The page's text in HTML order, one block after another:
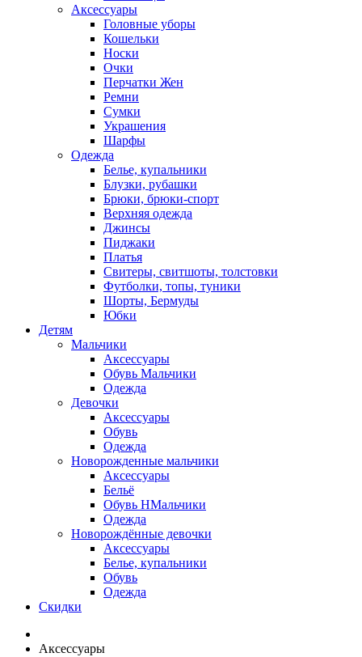
Аксессуары
Головные уборы
Кошельки
Носки
Очки
Перчатки Жен
Ремни
Сумки
Украшения
Шарфы
Одежда
Белье, купальники
Блузки, рубашки
Брюки, брюки-спорт
Верхняя одежда
Джинсы
Пиджаки
Платья
Свитеры, свитшоты, толстовки
Футболки, топы, туники
Шорты, Бермуды
Юбки
Детям
Мальчики
Аксессуары
Обувь Мальчики
Одежда
Девочки
Аксессуары
Обувь
Одежда
Новорожденные мальчики
Аксессуары
Бельё
Обувь НМальчики
Одежда
Новорождённые девочки
Аксессуары
Белье, купальники
Обувь
Одежда
Скидки
Аксессуары